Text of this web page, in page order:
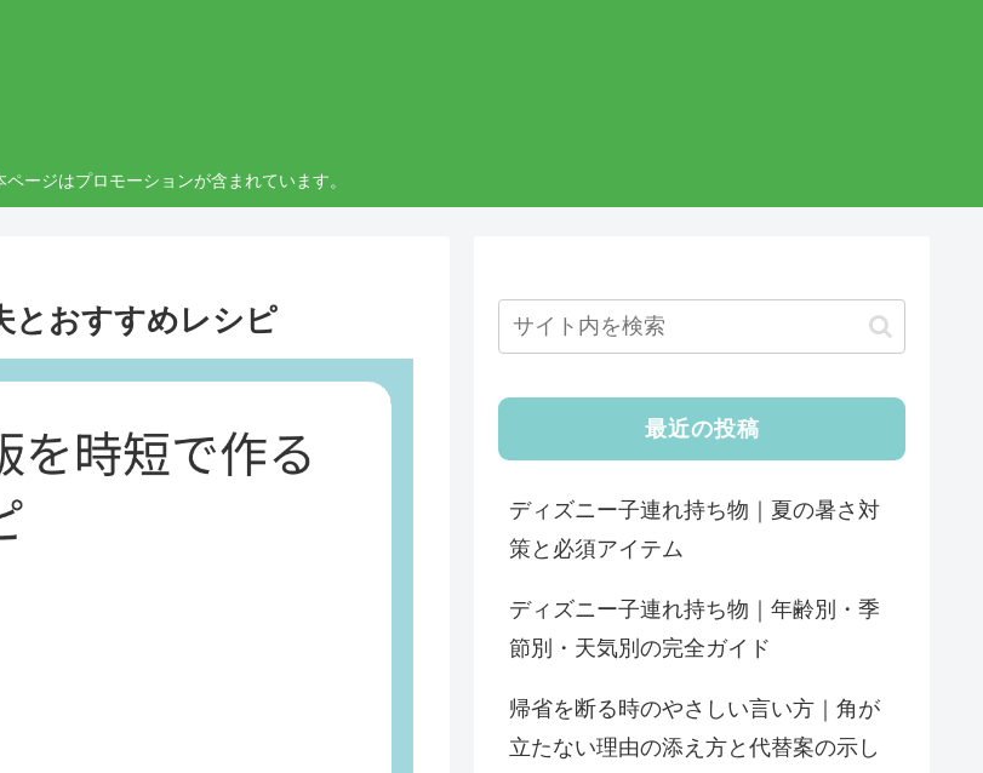
ページはプロモーションが含まれています。
とおすすめレシピ
最近の投稿
ディズニー子連れ持ち物｜夏の暑さ対
策と必須アイテム
ディズニー子連れ持ち物｜年齢別・季
節別・天気別の完全ガイド
帰省を断る時のやさしい言い方｜角が
立たない理由の添え方と代替案の示し